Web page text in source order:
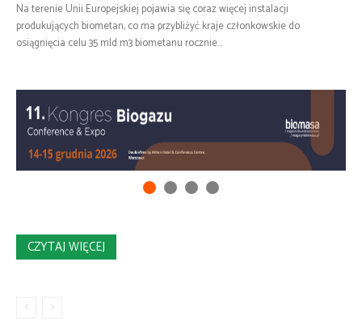
Na terenie Unii Europejskiej pojawia się coraz więcej instalacji
produkujących biometan, co ma przybliżyć kraje członkowskie do
osiągnięcia celu 35 mld m3 biometanu rocznie...
CZYTAJ WIĘCEJ